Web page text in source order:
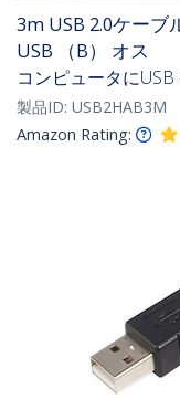
3m USB 2.0ケーブ
USB （B） オス
コンピュータに
製品ID: USB2HAB3M
Amazon Rating: